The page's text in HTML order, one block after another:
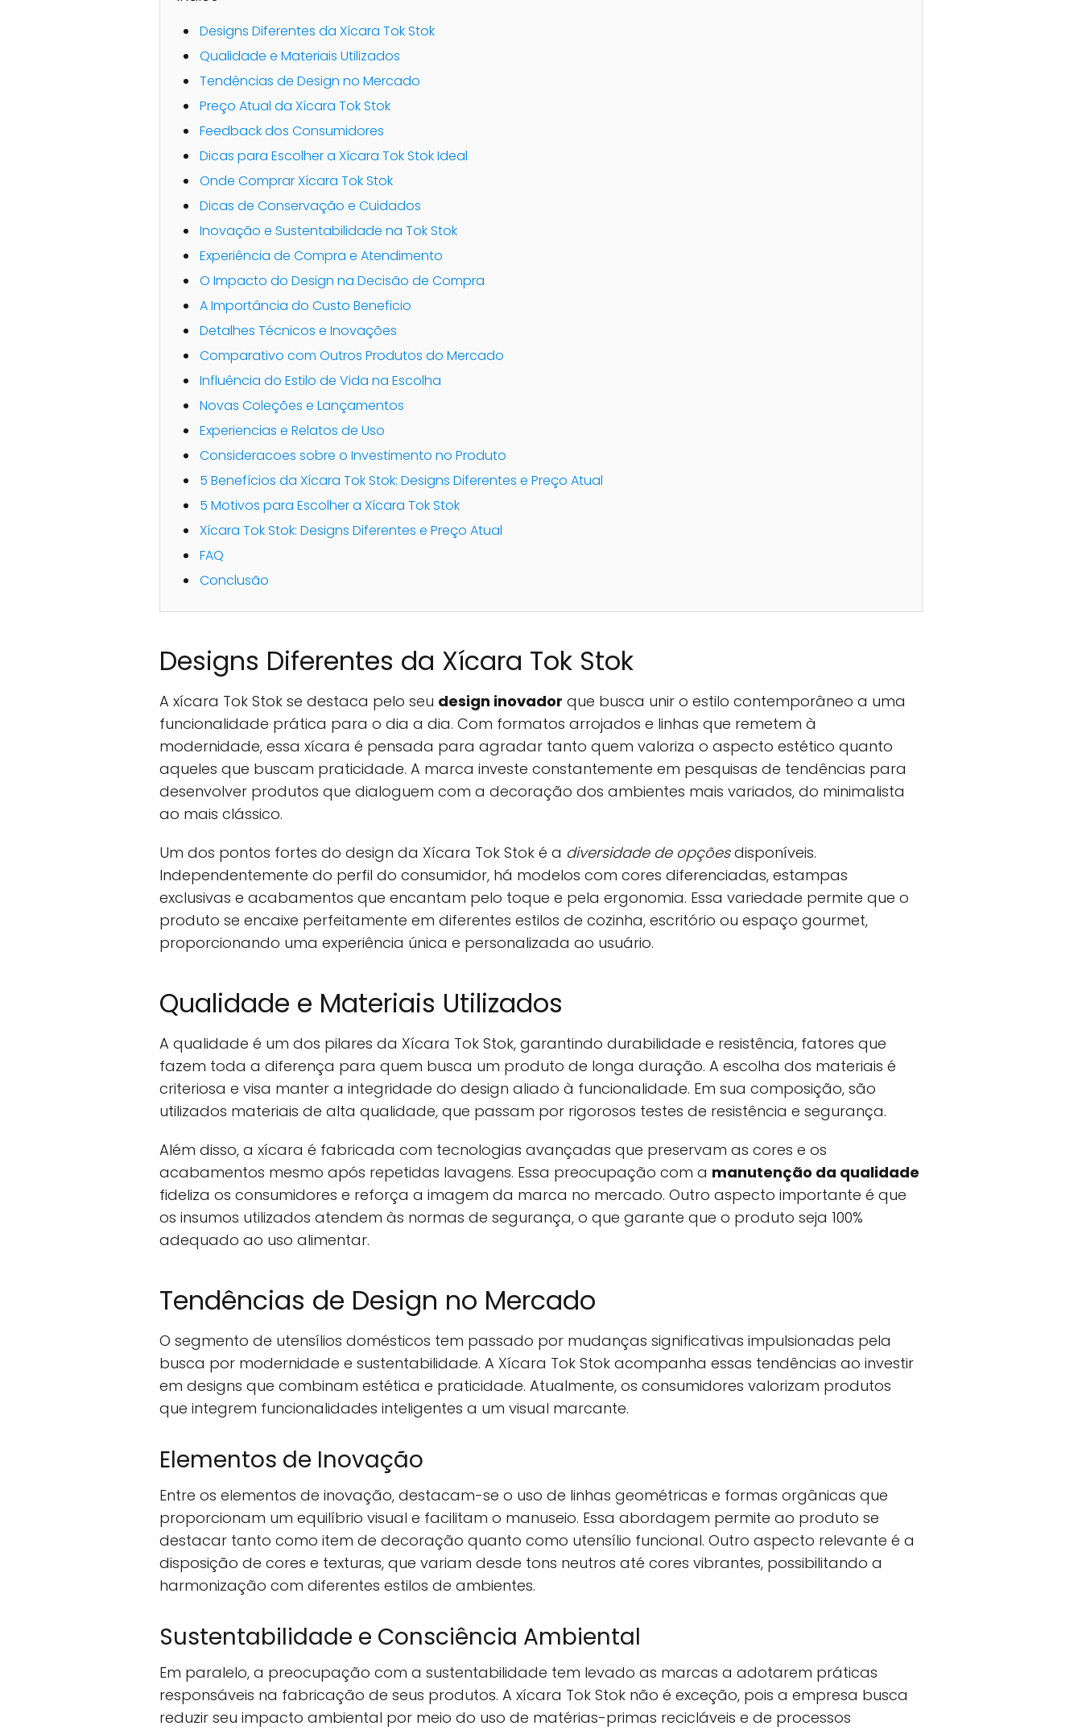
Designs Diferentes da Xícara Tok Stok
Qualidade e Materiais Utilizados
Tendências de Design no Mercado
Preço Atual da Xícara Tok Stok
Feedback dos Consumidores
Dicas para Escolher a Xícara Tok Stok Ideal
Onde Comprar Xícara Tok Stok
Dicas de Conservação e Cuidados
Inovação e Sustentabilidade na Tok Stok
Experiência de Compra e Atendimento
O Impacto do Design na Decisão de Compra
A Importância do Custo Beneficio
Detalhes Técnicos e Inovações
Comparativo com Outros Produtos do Mercado
Influência do Estilo de Vida na Escolha
Novas Coleções e Lançamentos
Experiencias e Relatos de Uso
Consideracoes sobre o Investimento no Produto
5 Benefícios da Xícara Tok Stok: Designs Diferentes e Preço Atual
5 Motivos para Escolher a Xícara Tok Stok
Xícara Tok Stok: Designs Diferentes e Preço Atual
FAQ
Conclusão
Designs Diferentes da Xícara Tok Stok
A xícara Tok Stok se destaca pelo seu design inovador que busca unir o estilo contemporâneo a uma
funcionalidade prática para o dia a dia. Com formatos arrojados e linhas que remetem à
modernidade, essa xícara é pensada para agradar tanto quem valoriza o aspecto estético quanto
aqueles que buscam praticidade. A marca investe constantemente em pesquisas de tendências para
desenvolver produtos que dialoguem com a decoração dos ambientes mais variados, do minimalista
ao mais clássico.
Um dos pontos fortes do design da Xícara Tok Stok é a diversidade de opçõesdisponíveis.
Independentemente do perfil do consumidor, há modelos com cores diferenciadas, estampas
exclusivas e acabamentos que encantam pelo toque e pela ergonomia. Essa variedade permite que o
produto se encaixe perfeitamente em diferentes estilos de cozinha, escritório ou espaço gourmet,
proporcionando uma experiência única e personalizada ao usuário.
Qualidade e Materiais Utilizados
A qualidade é um dos pilares da Xícara Tok Stok, garantindo durabilidade e resistência, fatores que
fazem toda a diferença para quem busca um produto de longa duração. A escolha dos materiais é
criteriosa e visa manter a integridade do design aliado à funcionalidade. Em sua composição, são
utilizados materiais de alta qualidade, que passam por rigorosos testes de resistência e segurança.
Além disso, a xícara é fabricada com tecnologias avançadas que preservam as cores e os
acabamentos mesmo após repetidas lavagens. Essa preocupação com a manutenção da qualidade
fideliza os consumidores e reforça a imagem da marca no mercado. Outro aspecto importante é que
os insumos utilizados atendem às normas de segurança, o que garante que o produto seja 100%
adequado ao uso alimentar.
Tendências de Design no Mercado
O segmento de utensílios domésticos tem passado por mudanças significativas impulsionadas pela
busca por modernidade e sustentabilidade. A Xícara Tok Stok acompanha essas tendências ao investir
em designs que combinam estética e praticidade. Atualmente, os consumidores valorizam produtos
que integrem funcionalidades inteligentes a um visual marcante.
Elementos de Inovação
Entre os elementos de inovação, destacam-se o uso de linhas geométricas e formas orgânicas que
proporcionam um equilíbrio visual e facilitam o manuseio. Essa abordagem permite ao produto se
destacar tanto como item de decoração quanto como utensílio funcional. Outro aspecto relevante é a
disposição de cores e texturas, que variam desde tons neutros até cores vibrantes, possibilitando a
harmonização com diferentes estilos de ambientes.
Sustentabilidade e Consciência Ambiental
Em paralelo, a preocupação com a sustentabilidade tem levado as marcas a adotarem práticas
responsáveis na fabricação de seus produtos. A xícara Tok Stok não é exceção, pois a empresa busca
reduzir seu impacto ambiental por meio do uso de matérias-primas recicláveis e de processos